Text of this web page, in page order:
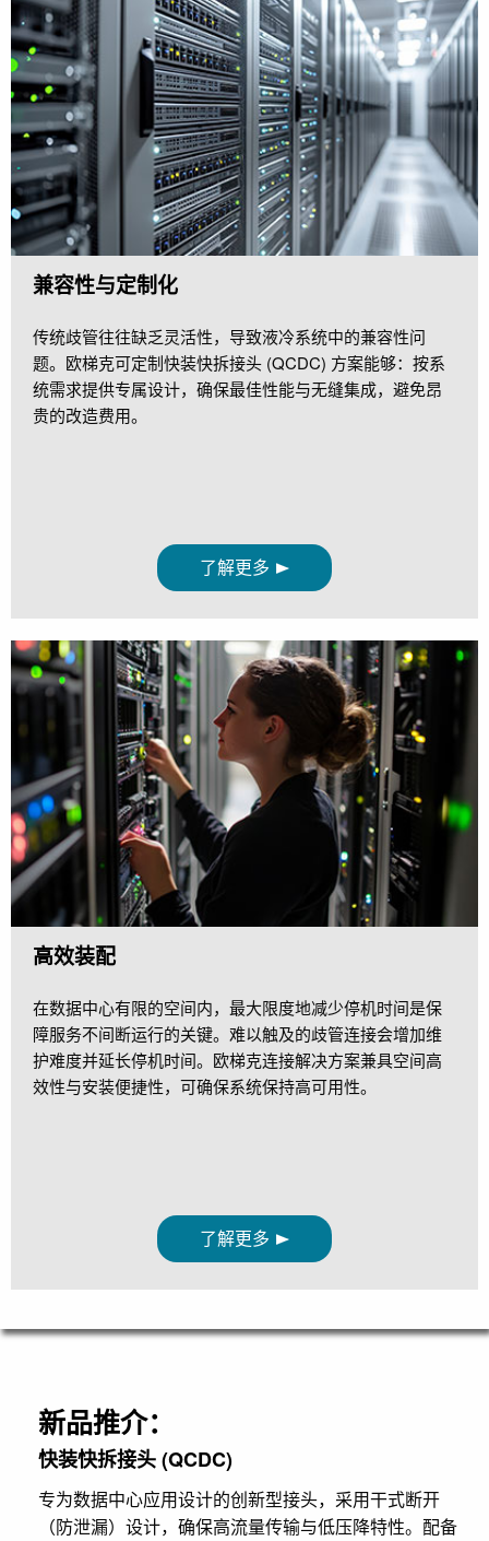
兼容性与定制化
传统歧管往往缺乏灵活性，导致液冷系统中的兼容性问
题。欧梯克可定制快装快拆接头 (QCDC) 方案能够：按系
统需求提供专属设计，确保最佳性能与无缝集成，避免昂
贵的改造费用。
了解更多
高效装配
在数据中心有限的空间内，最大限度地减少停机时间是保
障服务不间断运行的关键。难以触及的歧管连接会增加维
护难度并延长停机时间。欧梯克连接解决方案兼具空间高
效性与安装便捷性，可确保系统保持高可用性。
了解更多
新品推介：
快装快拆接头 (QCDC)
专为数据中心应用设计的创新型接头，采用干式断开
（防泄漏）设计，确保高流量传输与低压降特性。配备